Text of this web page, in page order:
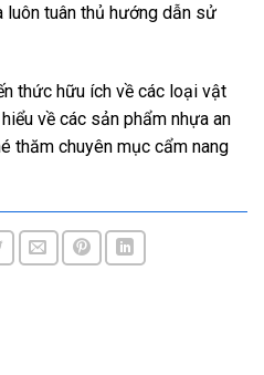
luôn tuân thủ hướng dẫn sử
thức hữu ích về các loại vật
về các sản phẩm nhựa an
thăm chuyên mục cẩm nang